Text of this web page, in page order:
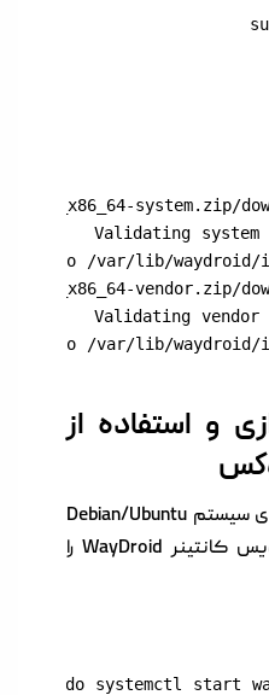
اندازی و استفاده از
اکنون که Waydroid بر روی سیستم Debian/Ubuntu
شما نصب شده است، سرویس کانتینر WayDroid را
sudo systemctl start